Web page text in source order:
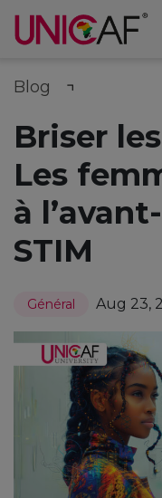
Blog
Briser
Les
à
STIM
Général Aug 23,